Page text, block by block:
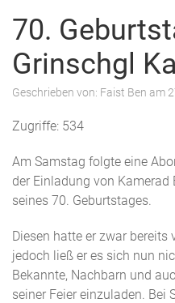
70.
Grinschgl
Geschrieben von: Faist Ben am
Zugriffe: 534
Am Samstag folgte eine
der Einladung von
seines 70. Geburtstages.
Diesen hatte er zwar bereits
jedoch ließ er es sich nun
Bekannte, Nachbarn und
seiner Feier einzuladen. Bei